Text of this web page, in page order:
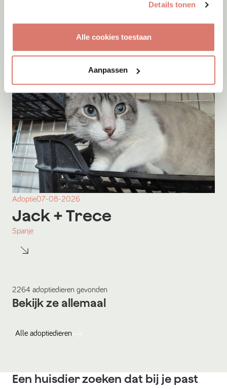
Details tonen
Alle cookies toestaan
Aanpassen
Adoptie07-08-2026
Jack+ Trece
Spanje
2264 adoptiedieren gevonden
Bekijk ze allemaal
Alle adoptiedieren
Een huisdier zoeken dat bij je past